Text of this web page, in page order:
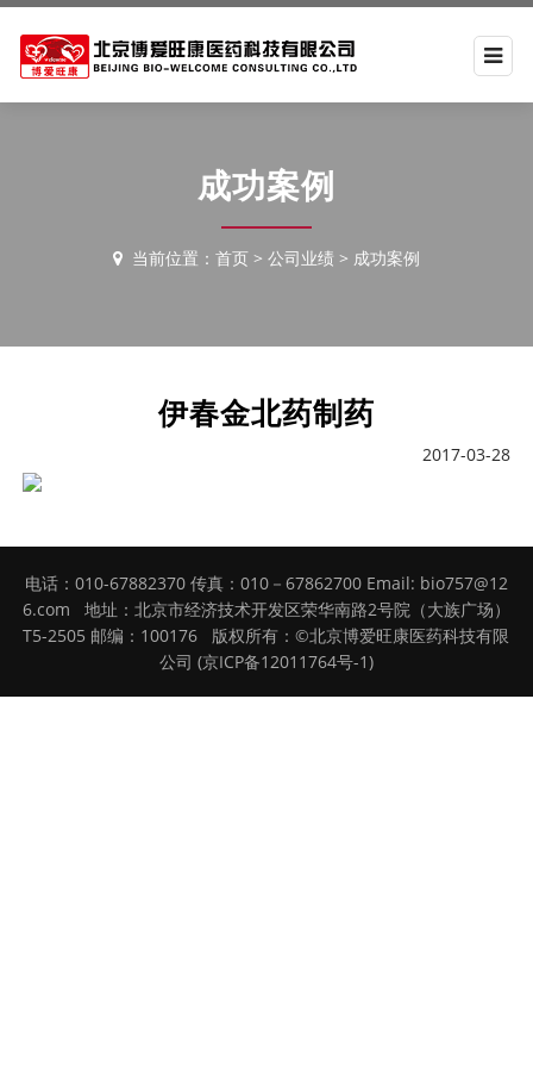
成功案例
当前位置： 首页 > 公司业绩 > 成功案例
伊春金北药制药
2017-03-28
电话：010-67882370 传真：010－67862700 Email: bio757@12
6.com 地址：北京市经济技术开发区荣华南路2号院（大族广场）
T5-2505 邮编：100176 版权所有：©北京博爱旺康医药科技有限
公司 (京ICP备12011764号-1)